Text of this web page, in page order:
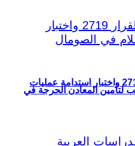
لتأمين المعادن الحرجة في
متلازمة مقديشو: القرار 2719 واختبار استدامة عمليات